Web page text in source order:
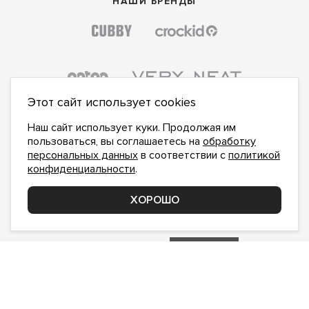
ПОДПИСАТЬСЯ НА НОВОСТИ:
сполитикой конфиденциальностиознакомлен и
Этот сайт использует cookies
Наш сайт использует куки. Продолжая им
пользоваться, вы соглашаетесь на обработку
персональных данных в соответствии с политикой
конфиденциальности.
ХОРОШО